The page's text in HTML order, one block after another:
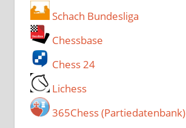
Schach Bundesliga
Chessbase
Chess 24
Lichess
365Chess (Partiedatenbank)